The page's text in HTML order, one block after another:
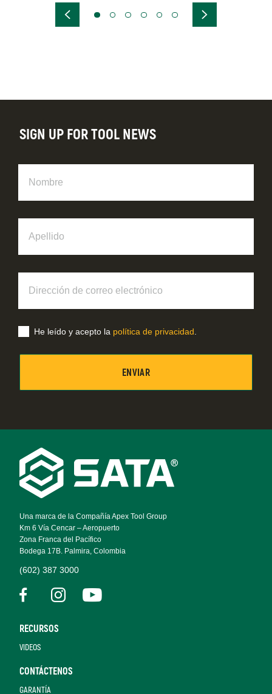
Footer
Navigation
Una marca de la Compañía Apex Tool Group
Km 6 Vía Cencar – Aeropuerto
Zona Franca del Pacífico
Bodega 17B. Palmira, Colombia
(602) 387 3000
RECURSOS
VIDEOS
CONTÁCTENOS
GARANTÍA
SIGN UP FOR TOOL NEWS
correo
electrónico
He leído y acepto la política de privacidad